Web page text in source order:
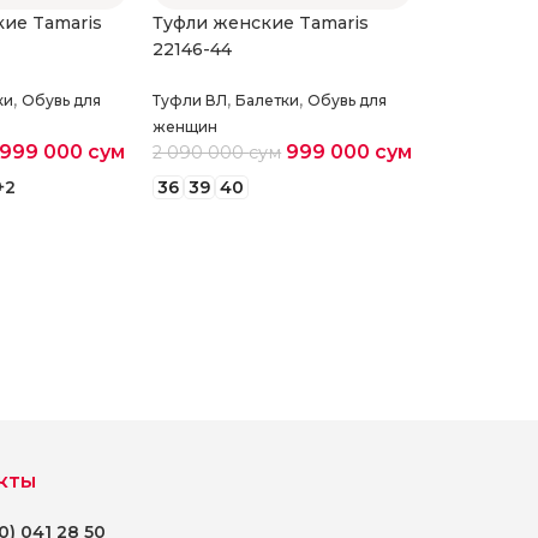
Tamaris
, Обувь для
999 000 сум
Туфли женские Tamaris
22146-44
Туфли ВЛ, Балетки, Обувь для
женщин
2 090 000сум 999 000 сум
36 39 40
041 28 50